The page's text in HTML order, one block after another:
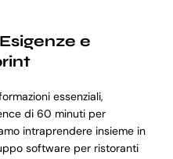
e
essenziali,
di 60 minuti per
intraprendere insieme in
software per ristoranti